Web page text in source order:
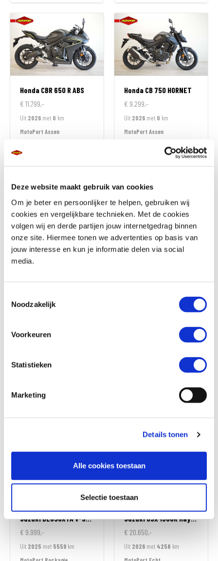
Deze website maakt gebruik van cookies
Om je beter en persoonlijker te helpen, gebruiken wij
cookies en vergelijkbare technieken. Met de cookies
volgen wij en derde partijen jouw internetgedrag binnen
onze site. Hiermee tonen we advertenties op basis van
jouw interesse en kun je informatie delen via social
media.
Noodzakelijk
Voorkeuren
Statistieken
Marketing
Details tonen
Alle cookies toestaan
Selectie toestaan
Honda CBR 650 R ABS
€ 11.799,-
Uit 2026 met 0 km
MotoPort Assen
Honda CB 750 HORNET
€ 9.299,-
Uit 2026 met 0 km
MotoPort Assen
Royal-Enfield
HNTR 350
€ 5.799,-
Uit2026
Kawasaki
VULCAN S
€ 9.899,-
MotoPort Leek
MotoPort Leeuwarden
SuzukiDL650XTA V-STROM
€ 9.999,-
Uit 2025 met 5559 km
SuzukiGSX 1300R Hayabusa
€ 20.650,-
Uit 2026 met 4258 km